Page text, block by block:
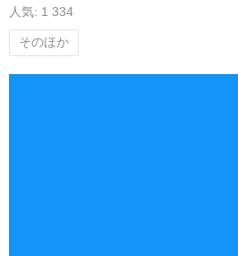
人気: 1 334
そのほか